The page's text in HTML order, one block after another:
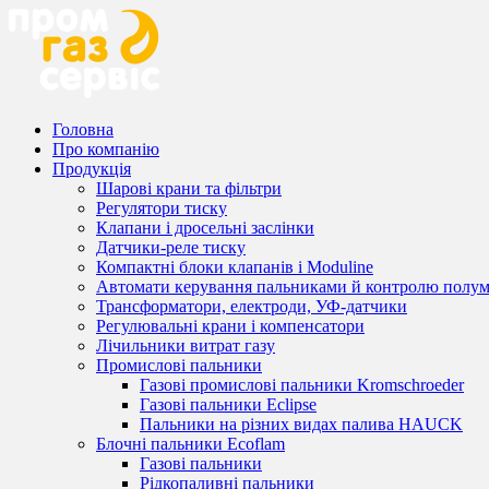
Головна
Про компанію
Продукція
Шарові крани та фільтри
Регулятори тиску
Клапани і дросельні заслінки
Датчики-реле тиску
Компактні блоки клапанів і Moduline
Автомати керування пальниками й контролю
Трансформатори, електроди, УФ-датчики
Регулювальні крани і компенсатори
Лічильники витрат газу
Промислові пальники
Газові промислові пальники Kromschroeder
Газові пальники Eclipse
Пальники на різних видах палива HAUCK
Блочні пальники Ecoflam
Газові пальники
Рідкопаливні пальники